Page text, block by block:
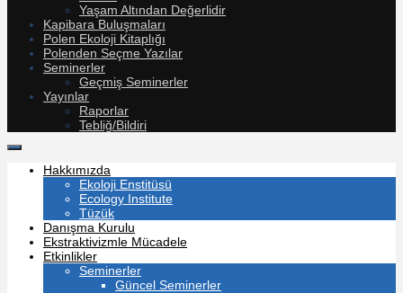
Yaşam Altından Değerlidir
Kapibara Buluşmaları
Polen Ekoloji Kitaplığı
Polenden Seçme Yazılar
Seminerler
Geçmiş Seminerler
Yayınlar
Raporlar
Tebliğ/Bildiri
Hakkımızda
Ekoloji Enstitüsü
Ecology Institute
Tüzük
Danışma Kurulu
Ekstraktivizmle Mücadele
Etkinlikler
Seminerler
Güncel Seminerler